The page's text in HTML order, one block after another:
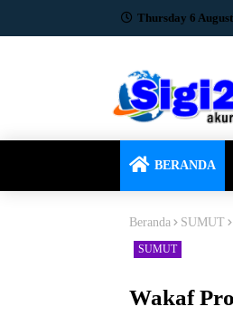
Thursday 6
BERANDA
Beranda SUMUT
SUMUT
Wakaf